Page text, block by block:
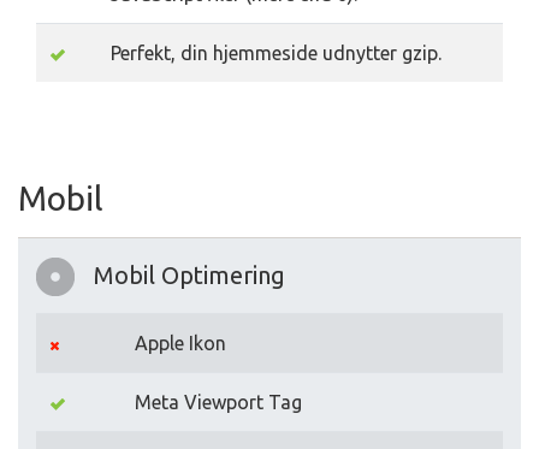
Perfekt, din hjemmeside udnytter gzip.
Mobil
Mobil Optimering
Apple Ikon
Meta Viewport Tag